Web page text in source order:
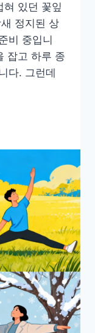
혀 있던 꽃잎
정지된 상
비 중입니
잡고 하루 종
다. 그런데